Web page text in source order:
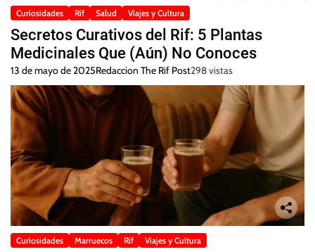
Curiosidades Rif Salud Viajes y Cultura
Secretos Curativos del Rif: 5 Plantas
Medicinales Que (Aún) No Conoces
13 de mayo de 2025Redaccion The Rif Post298 vistas
Curiosidades Marruecos Rif Viajes y Cultura